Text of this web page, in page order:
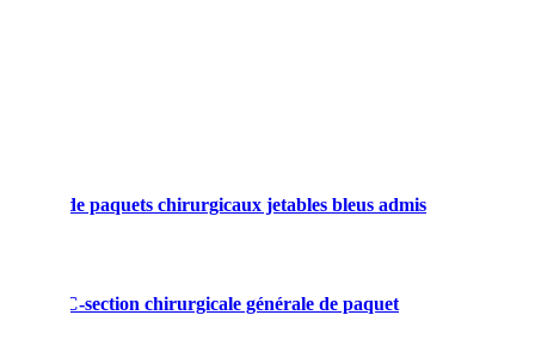
kit de paquets chirurgicaux jetables bleus admis
C-section chirurgicale générale de paquet